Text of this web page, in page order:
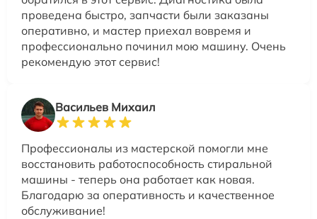
проведена быстро, запчасти были заказаны
оперативно, и мастер приехал вовремя и
профессионально починил мою машину. Очень
рекомендую этот сервис!
Васильев Михаил
Профессионалы из мастерской помогли мне
восстановить работоспособность стиральной
машины - теперь она работает как новая.
Благодарю за оперативность и качественное
обслуживание!